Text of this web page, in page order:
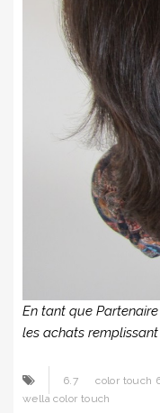
En tant que
les achats
6.7 color touch
wella color touch